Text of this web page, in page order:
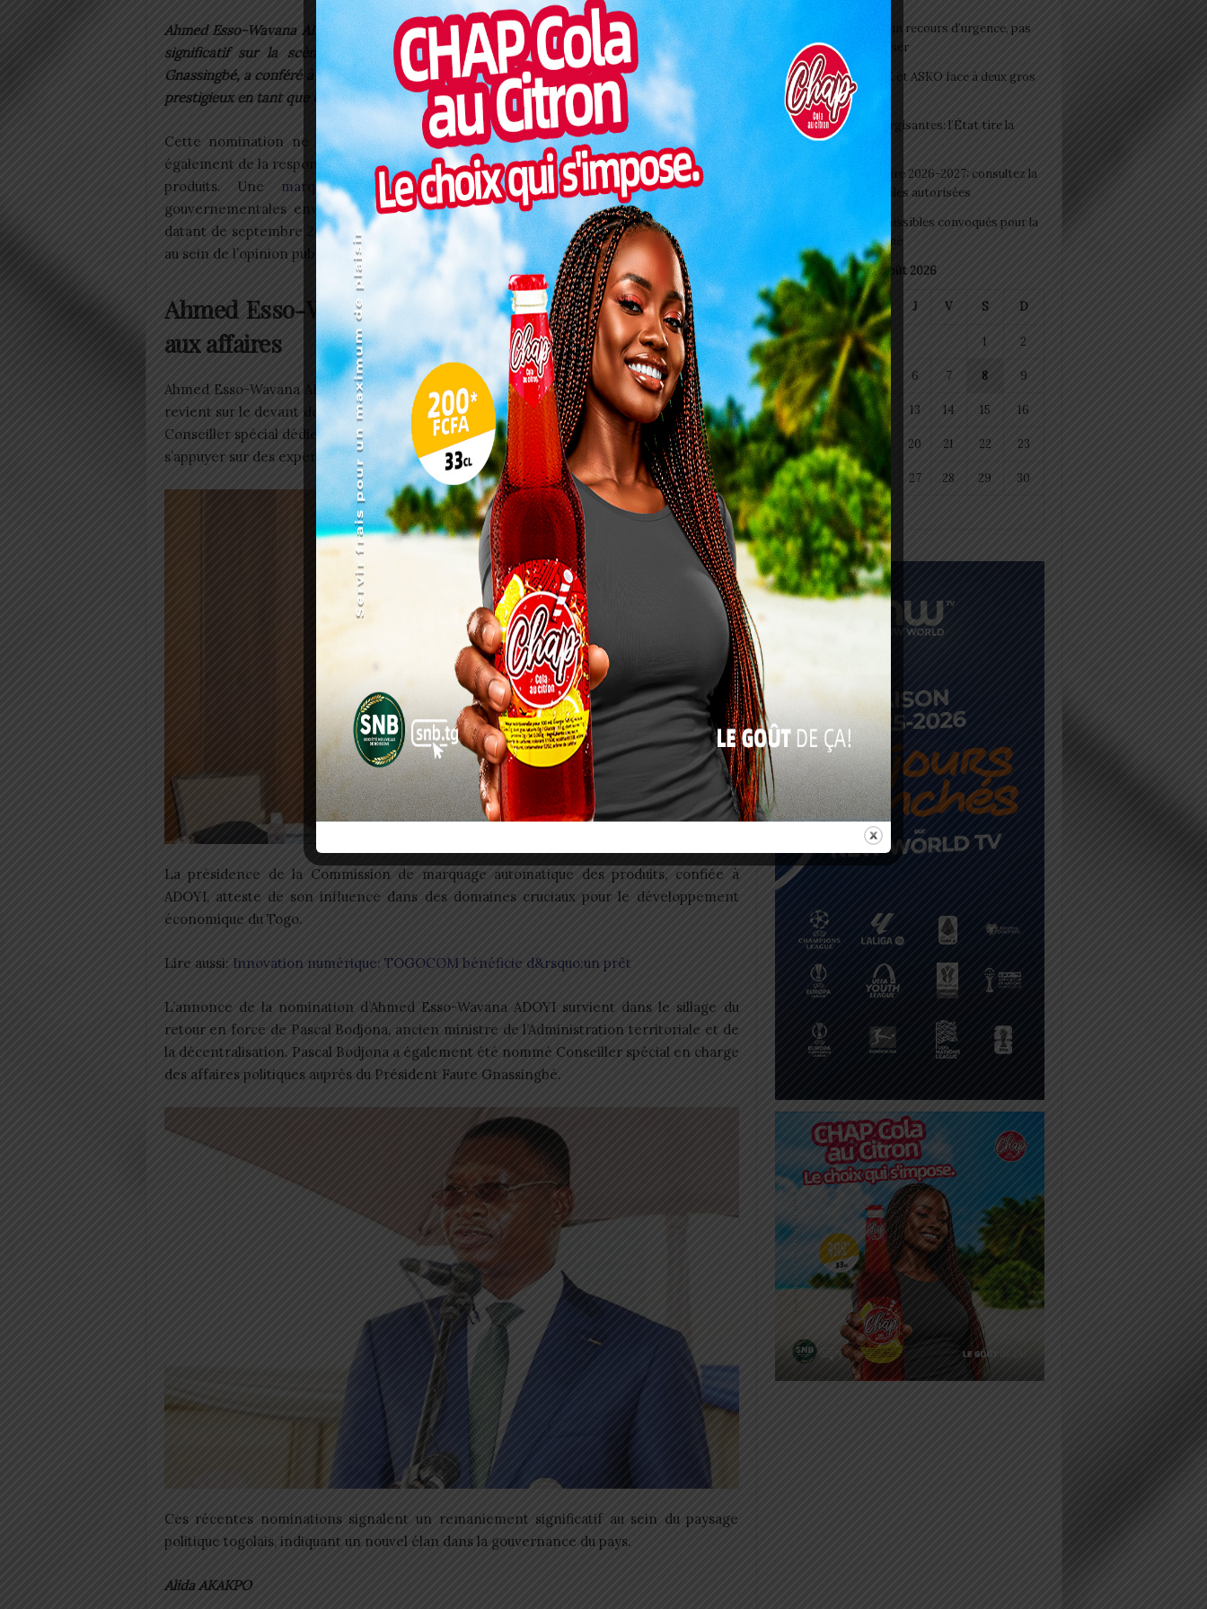
Ahmed Esso-Wavana ADOYI, une figure éminente du monde fiscal togolais, fait un retour
significatif sur la scène politique. Récemment, le Président de la République, Faure
Gnassingbé, a conféré à l’ancien Commissaire de l’Office togolais des recettes (OTR) un rôle
prestigieux en tant que Conseiller spécial dédié aux questions fiscales.
Cette nomination ne se limite pas à un titre honorifique, puisqu’elle s’accompagne
également de la responsabilité de présider la Commission de marquage automatique des
produits. Une marquede confiance émanant des plus hautes instances
gouvernementales envers sa compétence. Le décret officialisant cette nomination,
datant de septembre 2023, a été récemment rendu public, suscitant ainsi un vif intérêt
au sein de l’opinion publique.
Ahmed Esso-Wavana ADOYI, un expert fiscal de retour
aux affaires
Ahmed Esso-Wavana ADOYI, fort de son expérience en tant que Commissaire de l’OTR,
revient sur le devant de la scène avec une nomination clé. Son nouveau rôle en tant que
Conseiller spécial dédié aux questions fiscales démontre la volonté du gouvernement de
s’appuyer sur des experts chevronnés pour guider la politique fiscale du pays.
La présidence de la Commission de marquage automatique des produits, confiée à
ADOYI, atteste de son influence dans des domaines cruciaux pour le développement
économique du Togo.
Lire aussi: Innovation numérique: TOGOCOM bénéficie d&rsquo;un prêt
L’annonce de la nomination d’Ahmed Esso-Wavana ADOYI survient dans le sillage du
retour en force de Pascal Bodjona, ancien ministre de l’Administration territoriale et de
la décentralisation. Pascal Bodjona a également été nommé Conseiller spécial en charge
des affaires politiques auprès du Président Faure Gnassingbé.
Ces récentes nominations signalent un remaniement significatif au sein du paysage
politique togolais, indiquant un nouvel élan dans la gouvernance du pays.
Alida AKAKPO
Pilule du lendemain : un recours d’urgence, pas
une habitude à banaliser
Interclubs CAF: ASCK et ASKO face à deux gros
morceaux
Togo/ Boissons énergisantes: l’État tire la
sonnette d’alarme
Togo/ Rentrée scolaire 2026-2027: consultez la
liste officielle des écoles autorisées
ESSAL 2026 : les admissibles convoqués pour la
visite médicale à Lomé
août 2026
L M M J V S D
1 2
3 4 5 6 7 8 9
10 11 12 13 14 15 16
17 18 20 21 22 23
24 25 26 27 28 29 30
31
« Juil